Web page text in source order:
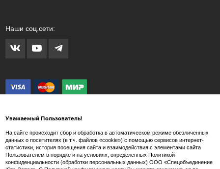
Наши соц.сети:
Внимание! Любые изображения на сайте www.spets.ru носят художественный
характер и не являются рекламными изображениями продаваемых товаров. Внешний
Уважаемый Пользователь!
На сайте происходит сбор и обработка в автоматическом режиме обезличенных
данных о посетителях (в т.ч. файлов «cookie») с помощью сервисов интернет-
статистики, история посещения сайта и взаимодействия с элементами сайта
Пользователем в порядке и на условиях, определенных Политикой
конфиденциальности (обработки персональных данных) ООО «Спецобъединение